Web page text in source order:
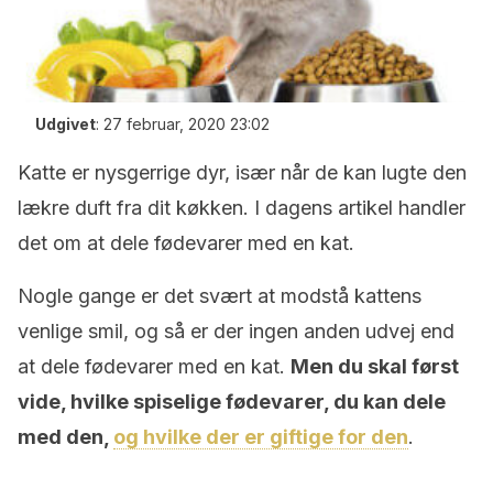
Udgivet: 27 februar, 2020 23:02
Katte er nysgerrige dyr, især når de kan lugte den
lækre duft fra dit køkken. I dagens artikel handler
det om at dele fødevarer med en kat.
Nogle gange er det svært at modstå kattens
venlige smil, og så er der ingen anden udvej end
at dele fødevarer med en kat. Men du skal først
vide, hvilke spiselige fødevarer, du kan dele
med den, og hvilke der er giftige for den.